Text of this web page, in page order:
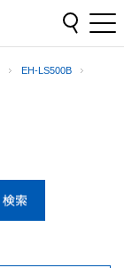
EH-LS500B